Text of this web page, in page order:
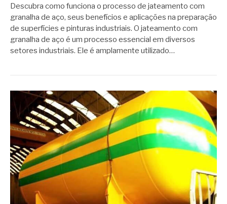
Descubra como funciona o processo de jateamento com
granalha de aço, seus benefícios e aplicações na preparação
de superfícies e pinturas industriais. O jateamento com
granalha de aço é um processo essencial em diversos
setores industriais. Ele é amplamente utilizado…